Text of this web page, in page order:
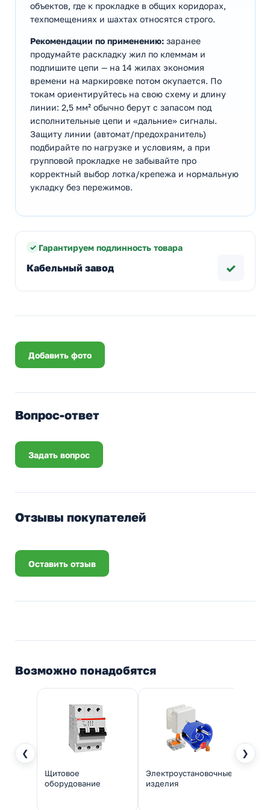
объектов, где к прокладке в общих коридорах,
техпомещениях и шахтах относятся строго.
Рекомендации по применению: заранее
продумайте раскладку жил по клеммам и
подпишите цепи — на 14 жилах экономия
времени на маркировке потом окупается. По
токам ориентируйтесь на свою схему и длину
линии: 2,5 мм² обычно берут с запасом под
исполнительные цепи и «дальние» сигналы.
Защиту линии (автомат/предохранитель)
подбирайте по нагрузке и условиям, а при
групповой прокладке не забывайте про
корректный выбор лотка/крепежа и нормальную
укладку без пережимов.
Гарантируем подлинность товара
Кабельный завод ✓
Добавить фото
Вопрос-ответ
Задать вопрос
Отзывы покупателей
Оставить отзыв
Возможно понадобятся
❮ ❯
Щитовое
оборудование
Электроустановочные
изделия